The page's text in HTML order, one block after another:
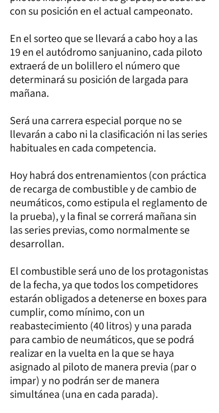
con su posición en el actual campeonato.
En el sorteo que se llevará a cabo hoy a las
19 en el autódromo sanjuanino, cada piloto
extraerá de un bolillero el número que
determinará su posición de largada para
mañana.
Será una carrera especial porque no se
llevarán a cabo ni la clasificación ni las series
habituales en cada competencia.
Hoy habrá dos entrenamientos (con práctica
de recarga de combustible y de cambio de
neumáticos, como estipula el reglamento de
la prueba), y la final se correrá mañana sin
las series previas, como normalmente se
desarrollan.
El combustible será uno de los protagonistas
de la fecha, ya que todos los competidores
estarán obligados a detenerse en boxes para
cumplir, como mínimo, con un
reabastecimiento (40 litros) y una parada
para cambio de neumáticos, que se podrá
realizar en la vuelta en la que se haya
asignado al piloto de manera previa (par o
impar) y no podrán ser de manera
simultánea (una en cada parada).